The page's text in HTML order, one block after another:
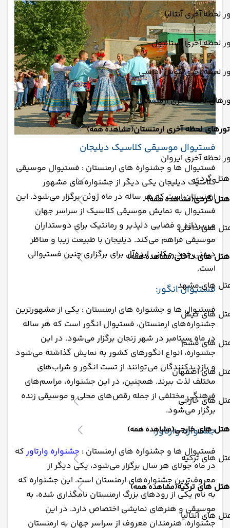
لحظه آخری آنتالیا
لحظه آخری استانبول
لحظه آخری کوش آداسی
لحظه آخری ارمنستان
تورهای لحظه آخری ارمنستان(مشاهده همه)
لحظه آخری ایروان
هتل گردی
هتل گردی(مشاهده همه)
های داخلی
هتل های داخلی(مشاهده همه)
های مشهد
های کیش
های قشم
های اصفهان
های خارجی
هتل های خارجی(مشاهده همه)
های ترکیه
هتل های ترکیه(مشاهده همه)
های آنتالیا
فستیوال موسیقی کلاسیک دیلیجان
فستیوال ها و جشنواره های ارمنستان : فستیوال موسیقی
کلاسیک دیلیجان یکی دیگر از جشنواره‌های مشهور
ارمنستان است که هر ساله در ماه ژوئن برگزار می‌شود. این
فستیوال به نمایش موسیقی کلاسیک از سراسر جهان
می‌پردازد و فضایی دلپذیر و رمانتیک برای دوستداران
موسیقی فراهم می‌کند. دیلیجان با طبیعت زیبا و مناظر
دیدنی خود، مکانی ایده‌آل برای برگزاری چنین فستیوالی
است.
فستیوال انگور:
فستیوال ها و جشنواره های ارمنستان : یکی از مشهور‌ترین
جشنواره‌های ارمنستان، فستیوال انگور است که هر ساله
در ماه سپتامبر در شهر زنجان برگزار می‌شود. در این
جشنواره، انواع انگورهای کشور به نمایش گذاشته می‌شود
و بازدیدکنندگان می‌توانند از تست انگور و شراب‌های
مختلف لذت ببرند. همچنین، در این جشنواره، مراسم‌های
فرهنگی مختلفی از جمله رقص‌های محلی و موسیقی زنده
برگزار می‌شود.
جشنواره وارتاور:
فستیوال ها و جشنواره های ارمنستان : جشنواره وارتاور که
در ماه جولای هر سال برگزار می‌شود، یکی دیگر از
معروف‌ترین جشنواره‌های ارمنستان است. این جشنواره که
به نام یکی از رودهای بزرگ ارمنستان نامگذاری شده، به
موسیقی و هنرهای نمایشی اختصاص دارد. در این
جشنواره، هنرمندان معروف از سراسر جهان به ارمنستان